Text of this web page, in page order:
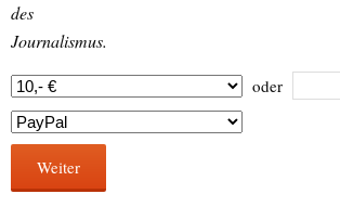
des
Journalismus.
oder
Weiter